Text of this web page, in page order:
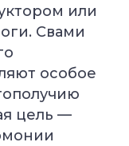
или
Свами
особое
цель —